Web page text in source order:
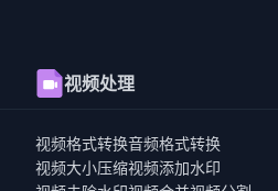
视频处理
视频格式转换音频格式转换
视频大小压缩视频添加水印